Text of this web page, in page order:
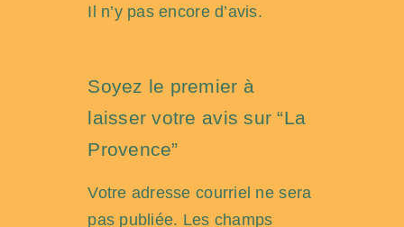
Il n’y pas encore d’avis.
Soyez le premier à
laisser votre avis sur “La
Provence”
Votre adresse courriel ne sera
pas publiée. Les champs